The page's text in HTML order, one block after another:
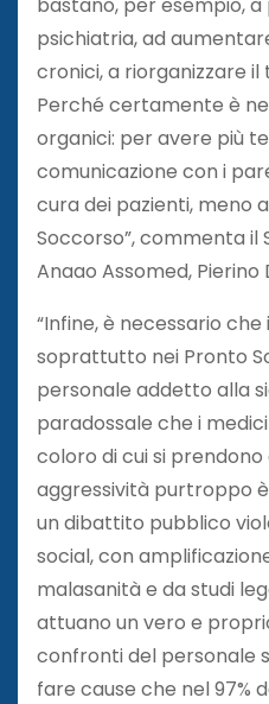
psichiatria, ad
cronici, a riorganizzare
Perché certamente è
organici: per avere più
comunicazione con i
cura dei pazienti, meno
Soccorso”, commenta il
Anaao Assomed, Pierino
“Infine, è necessario
soprattutto nei Pronto
personale addetto alla
paradossale che i
coloro di cui si prendono
aggressività purtroppo
un dibattito pubblico
social, con
malasanità e da studi
attuano un vero e
confronti del personale
fare cause che nel 97%